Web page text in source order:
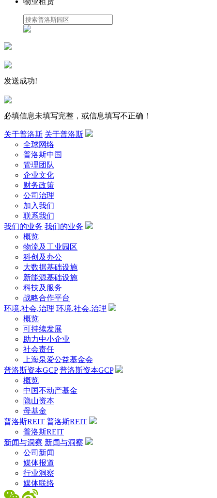
发送成功!
必填信息未填写完整，或信息填写不正确！
关于普洛斯 关于普洛斯
全球网络
普洛斯中国
管理团队
企业文化
财务政策
公司治理
加入我们
联系我们
我们的业务 我们的业务
概览
物流及工业园区
科创及办公
大数据基础设施
新能源基础设施
科技及服务
战略合作平台
环境.社会.治理 环境.社会.治理
概览
可持续发展
助力中小企业
社会责任
上海泉爱公益基金会
普洛斯资本GCP 普洛斯资本GCP
概览
中国不动产基金
隐山资本
母基金
普洛斯REIT 普洛斯REIT
普洛斯REIT
新闻与洞察 新闻与洞察
公司新闻
媒体报道
行业洞察
媒体联络